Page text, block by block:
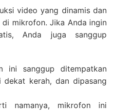
video yang dinamis dan
mikrofon. Jika Anda ingin
Anda juga sanggup
ini sanggup ditempatkan
dekat kerah, dan dipasang
namanya, mikrofon ini